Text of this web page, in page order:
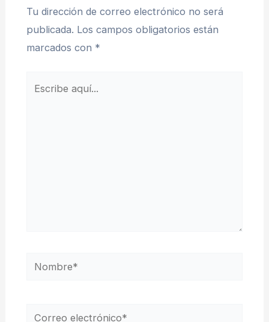
Tu dirección de correo electrónico no será
publicada. Los campos obligatorios están
marcados con *
Nombre*
Correo